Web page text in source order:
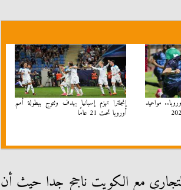
مواعيد
إنجلترا تهزم إسبانيا بهدف وتتوج ببطولة أمم
أوروبا تحت 21 عامًا
التجاري مع الكويت ناجح جدا حيث أن